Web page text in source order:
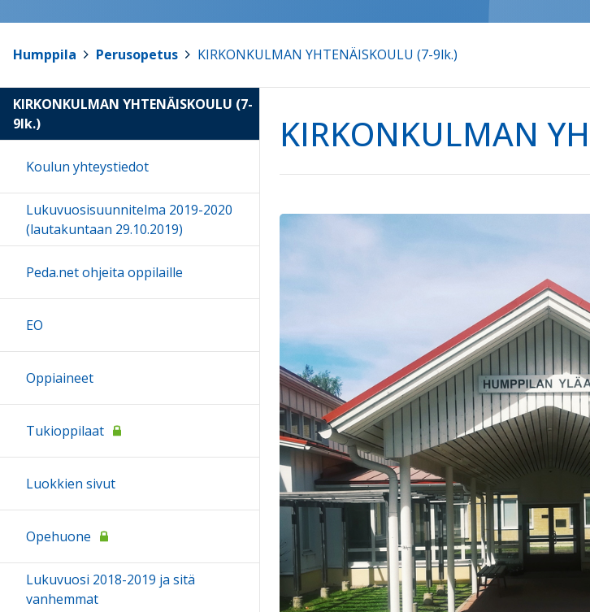
Humppila Perusopetus KIRKONKULMAN YHTENÄISKOULU (7-9lk.)
KIRKONKULMAN
KIRKONKULMAN YHTENÄISKOULU (7-
9lk.)
Koulun yhteystiedot
Lukuvuosisuunnitelma 2019-2020
(lautakuntaan 29.10.2019)
Peda.net ohjeita oppilaille
EO
Oppiaineet
Tukioppilaat
Luokkien sivut
Opehuone
Lukuvuosi 2018-2019 ja sitä
vanhemmat